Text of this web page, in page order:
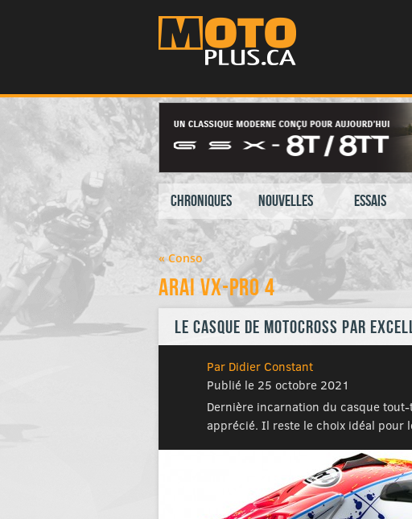
Chroniques Nouvelles Essais
« Conso
Arai VX-Pro 4
Le casque de motocross par
Par Didier Constant
Publié le 25 octobre 2021
Dernière incarnation du casque
apprécié. Il reste le choix idéal pour